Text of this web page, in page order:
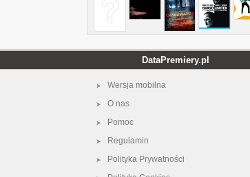
DataPremiery.pl
Wersja mobilna
O nas
Pomoc
Regulamin
Polityka Prywatności